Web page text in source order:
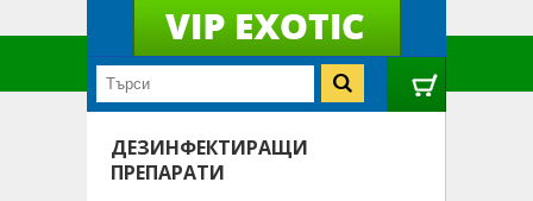
ДЕЗИНФЕКТИРАЩИ
ПРЕПАРАТИ